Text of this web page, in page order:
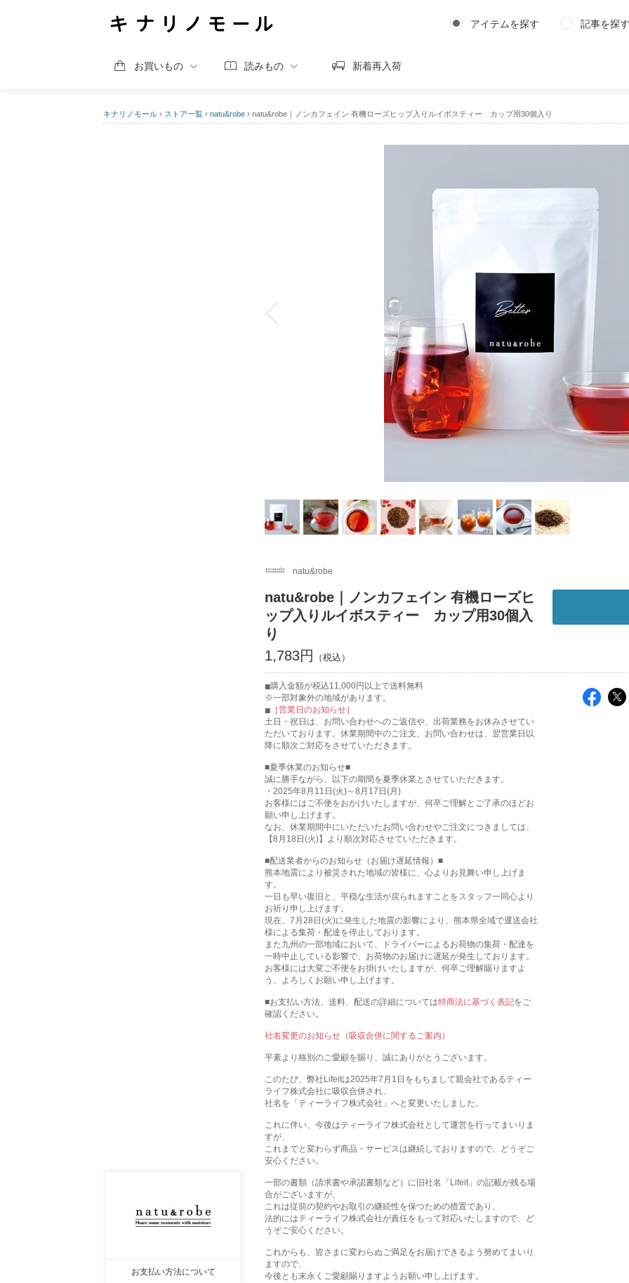
アイテムを探す 記事を探す
お買いもの 読みもの 新着再入荷
キナリノモール › ストア一覧 › natu&robe › natu&robe｜ノンカフェイン 有機ローズヒップ入りルイボスティー カップ用30個入り
お支払い方法について
natu&robe
natu&robe｜ノンカフェイン 有機ローズヒ
ップ入りルイボスティー カップ用30個入
り
1,783円
購入金額が税込11,000円以上で送料無料
※一部対象外の地域があります。
［営業日のお知らせ］
土日・祝日は、お問い合わせへのご返信や、出荷業務をお休みさせてい
ただいております。休業期間中のご注文、お問い合わせは、翌営業日以
降に順次ご対応をさせていただきます。
■夏季休業のお知らせ■
誠に勝手ながら、以下の期間を夏季休業とさせていただきます。
・2025年8月11日(火)～8月17日(月)
お客様にはご不便をおかけいたしますが、何卒ご理解とご了承のほどお
願い申し上げます。
なお、休業期間中にいただいたお問い合わせやご注文につきましては、
【8月18日(火)】より順次対応させていただきます。
■配送業者からのお知らせ（お届け遅延情報）■
熊本地震により被災された地域の皆様に、心よりお見舞い申し上げま
す。
一日も早い復旧と、平穏な生活が戻られますことをスタッフ一同心より
お祈り申し上げます。
現在、7月28日(火)に発生した地震の影響により、熊本県全域で運送会社
様による集荷・配達を停止しております。
また九州の一部地域において、ドライバーによるお荷物の集荷・配達を
一時中止している影響で、お荷物のお届けに遅延が発生しております。
お客様には大変ご不便をお掛けいたしますが、何卒ご理解賜りますよ
う、よろしくお願い申し上げます。
■お支払い方法、送料、配送の詳細については特商法に基づく表記をご
確認ください。
社名変更のお知らせ（吸収合併に関するご案内）
平素より格別のご愛顧を賜り、誠にありがとうございます。
このたび、弊社Lifeitは2025年7月1日をもちまして親会社であるティー
ライフ株式会社に吸収合併され、
社名を「ティーライフ株式会社」へと変更いたしました。
これに伴い、今後はティーライフ株式会社として運営を行ってまいりま
すが、
これまでと変わらず商品・サービスは継続しておりますので、どうぞご
安心ください。
一部の書類（請求書や承認書類など）に旧社名「Lifeit」の記載が残る場
合がございますが、
これは従前の契約やお取引の継続性を保つための措置であり、
法的にはティーライフ株式会社が責任をもって対応いたしますので、ど
うぞご安心ください。
これからも、皆さまに変わらぬご満足をお届けできるよう努めてまいり
ますので、
今後とも末永くご愛顧賜りますようお願い申し上げます。